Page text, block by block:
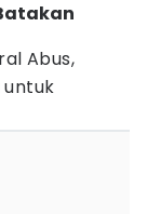
Abus,
untuk